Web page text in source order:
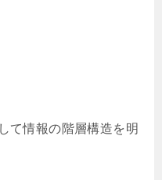
て情報の階層構造を明